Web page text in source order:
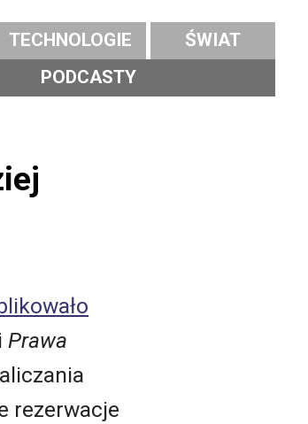
TECHNOLOGIE
ŚWIAT
PODCASTY
Prawa
rezerwacje